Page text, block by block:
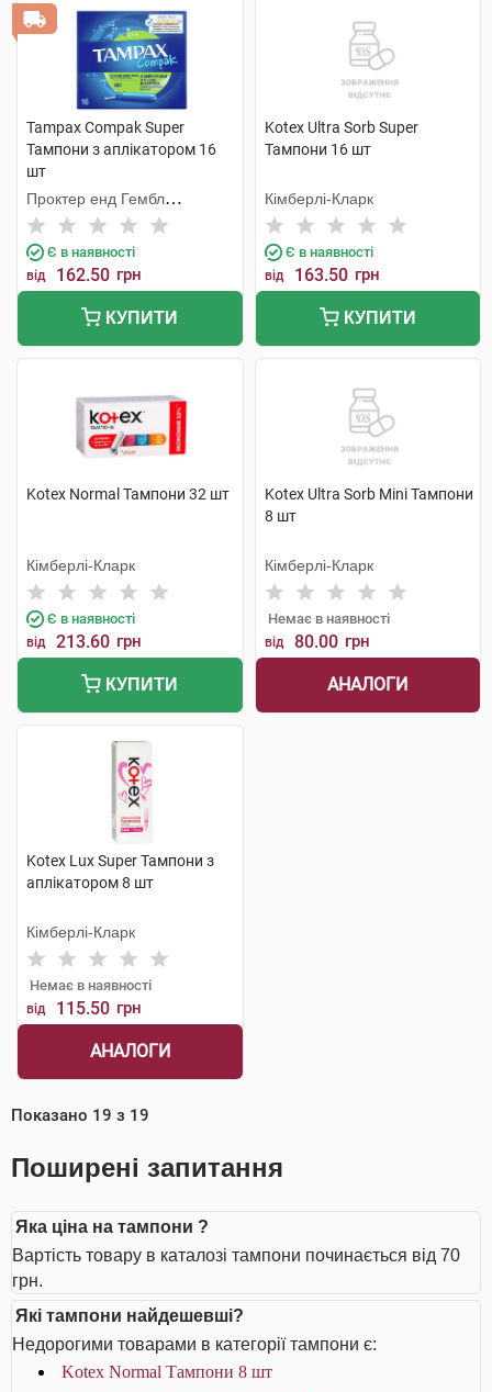
Tampax Compak Super
Тампони з аплікатором 16
шт
Проктер енд Гембл
Мануфекчурінг
Є в наявності
від 162.50 грн
КУПИТИ
Kotex Ultra Sorb Super
Тампони 16 шт
Кімберлі-Кларк
Є в наявності
від 163.50 грн
КУПИТИ
Kotex Normal Тампони 32 шт
Кімберлі-Кларк
Є в наявності
від 213.60 грн
КУПИТИ
Kotex Ultra Sorb Mini Тампони
8 шт
Кімберлі-Кларк
Немає в наявності
від 80.00 грн
АНАЛОГИ
Kotex Lux Super Тампони з
аплікатором 8 шт
Кімберлі-Кларк
Немає в наявності
від 115.50 грн
АНАЛОГИ
Показано 19 з 19
Поширені запитання
Яка ціна на тампони ?
Вартість товару в каталозі тампони починається від 70
грн.
Які тампони найдешевші?
Недорогими товарами в категорії тампони є:
Kotex Normal Тампони 8 шт